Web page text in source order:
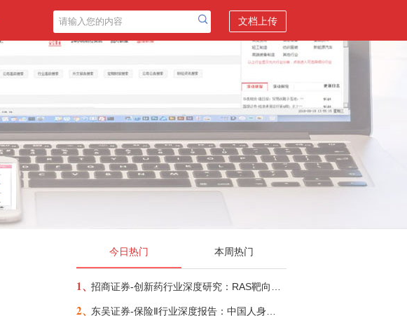
文档上传
今日热门 本周热门
1、
2、